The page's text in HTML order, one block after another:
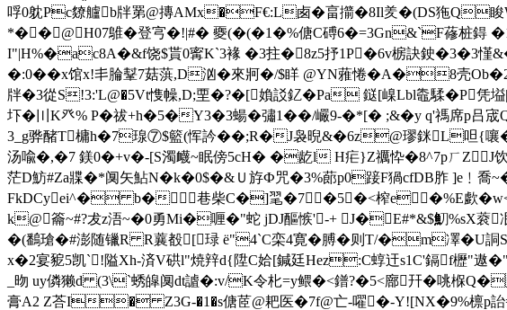
哹0躭Pc爒艫b牉罤@摶AMx�F€:L卥� 畗擶�8Il羑�(DS狏
*��@H07鵻�登宆�!|#� 夒(�(�1�%傏C磗6�=3Gn&`F蓚桩鍀
I"|H%�ac8A�&f饶$貰0寗K`3褖 �3拄�8z5抒1P�6v椖訣鉂�3�3慬
�:0��x馆x!丯腀鞤7菇葓,D汹�來牁�/$眻 @YN蕥惓�A�8壳
牉�3從S!3:'L@�5Vt愯幧,D;垔�? �[媍訤釔�Pa 鎹[嵲Lbl鼄騥�P凭
圷� 〣K癶% P�祓+h�5�Y3�3蝪� 彇1��/巗 9-�*[� ;&�y q'禡席p吕
3_g骅醏T槦h�7瑔⑦$籃(恽訡��;R�J袅晲&�6z@璆銤L呾{嚷
汤喩�,�7 鎂0�+v�-[S濁衊~眠傍5cH� �龁l H疟}Z禲忰�8^ 7pㄏ
茫D魴#Za牃�*阒矢鮎N�k�0$�&Ｕ斿Ф咒 �3%蓈p0踥F猧cfDB胙 ]e﹗
FkDCyei^� b�巷柴C�]毣�7�5 �<榨e�%E歔�w<
k@籥~#?犮z浯~�0勇Mi�喱�"蛇 jDJ醧愱 '-+ J�E#*&$魛%sX
�(鷭瑲�#澎随镴R R蘘殾[琭 ё"4`C栾4寛�膊�则T/�m凙�U詷S
x�2宴豟5凯`!隘Xh-済V硔l"焼辡d{陞C姶[鍼廷Hez:C蜳迀s1C'鎘f櫪"遨
_昒 uy僯獭d (3\`蜏皡阒dt謯�:v/K令朼=y鳂�<鐠?�5<廍幵�咷
膏A2 Z荅I� Z3G-�1�s傏茝@耙医�7f@亡-嚁�-Y![NX�9%檩p詒